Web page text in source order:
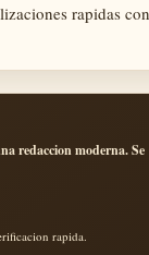
rapidas
redaccion moderna. Se
rapida.